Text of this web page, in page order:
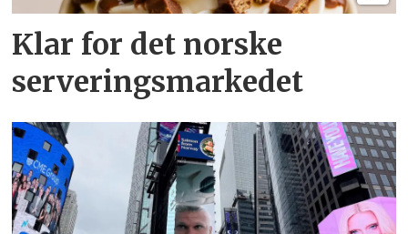
Klar for det norske
serveringsmarkedet